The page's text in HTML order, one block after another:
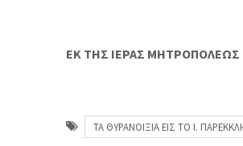
ΕΚ ΤΗΣ ΙΕΡΑΣ ΜΗΤΡΟΠΟΛΕΩΣ
ΤΑ ΘΥΡΑΝΟΙΞΙΑ ΕΙΣ ΤΟ Ι.